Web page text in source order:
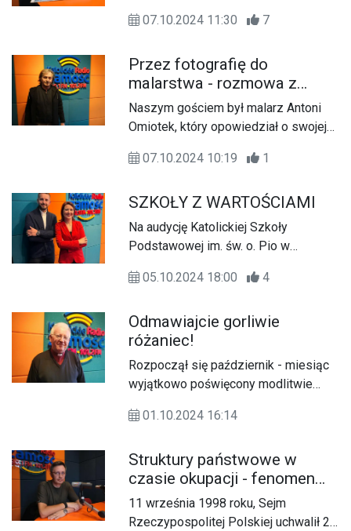
świata i przeniesieniu obserwacji oraz
Regina Grzybowska - malarka
pochodząca z powiatu
hrubieszowskiego.
07.10.2024 11:30 7
Przez fotografię do
malarstwa - rozmowa z
Antonim Omiotkiem
Naszym gościem był malarz Antoni
Omiotek, który opowiedział o swojej
obrazów oraz osobistym spojrzeniu
skutkujące przełożeniem obserwacji
na płótno.
07.10.2024 10:19 1
SZKOŁY Z WARTOŚCIAMI
Na audycję Katolickiej Szkoły
Podstawowej im. św. o. Pio w
pierwszą sobotę miesiąca o godz.
05.10.2024 18:00 4
Odmawiajcie gorliwie
różaniec!
Rozpoczął się październik - miesiąc
wyjątkowo poświęcony modlitwie
można wyprosić wiele łask.
01.10.2024 16:14
Struktury państwowe w
czasie okupacji - fenomen
Polskiego Państwa
Podziemnego
11 września 1998 roku, Sejm
Rzeczypospolitej Polskiej uchwalił 27